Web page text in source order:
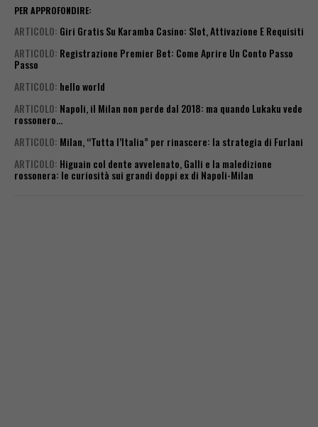
PER APPROFONDIRE:
ARTICOLO: Giri Gratis Su Karamba Casino: Slot, Attivazione E Requisiti
ARTICOLO: Registrazione Premier Bet: Come Aprire Un Conto Passo
Passo
ARTICOLO: hello world
ARTICOLO: Napoli, il Milan non perde dal 2018: ma quando Lukaku vede
rossonero…
ARTICOLO: Milan, “Tutta l’Italia” per rinascere: la strategia di Furlani
ARTICOLO: Higuain col dente avvelenato, Galli e la maledizione
rossonera: le curiosità sui grandi doppi ex di Napoli-Milan